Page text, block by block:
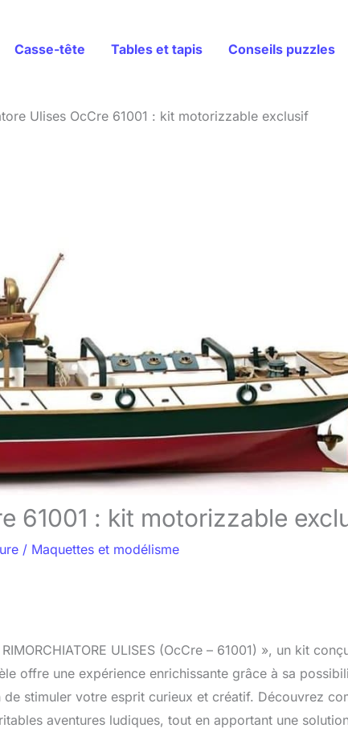
Casse-tête Tables et tapis Conseils puzzles
Ulises OcCre 61001 : kit motorizzable exclusif
61001 : kit motorizzable
/ Maquettes et modélisme
ULISES (OcCre – 61001) », un kit
offre une expérience enrichissante grâce à sa
stimuler votre esprit curieux et créatif. Découvrez
aventures ludiques, tout en apportant une